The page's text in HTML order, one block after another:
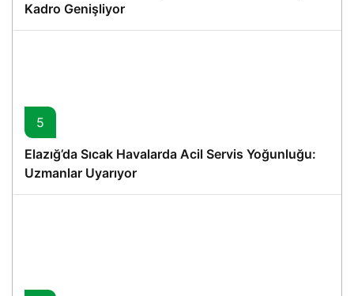
Kadro Genişliyor
5
Elazığ’da Sıcak Havalarda Acil Servis Yoğunluğu:
Uzmanlar Uyarıyor